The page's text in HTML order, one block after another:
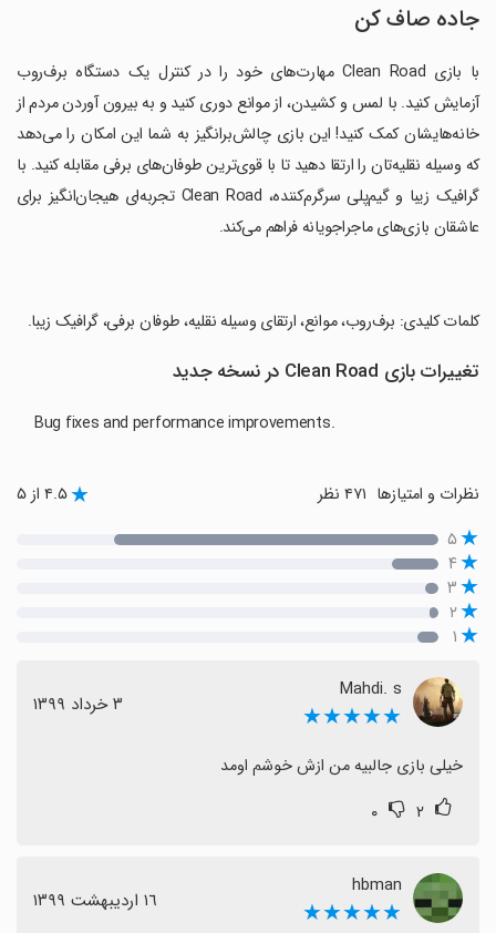
جاده صاف کن
با بازی Clean Road مهارت‌های خود را در کنترل یک دستگاه برف‌روب
آزمایش کنید. با لمس و کشیدن، از موانع دوری کنید و به بیرون آوردن مردم از
خانه‌هایشان کمک کنید! این بازی چالش‌برانگیز به شما این امکان را می‌دهد
که وسیله نقلیه‌تان را ارتقا دهید تا با قوی‌ترین طوفان‌های برفی مقابله کنید. با
گرافیک زیبا و گیم‌پلی سرگرم‌کننده، Clean Road تجربه‌ای هیجان‌انگیز برای
عاشقان بازی‌های ماجراجویانه فراهم می‌کند.
‏کلمات کلیدی: برف‌روب، موانع، ارتقای وسیله نقلیه، طوفان برفی، گرافیک زیبا.
تغییرات بازی Clean Road در نسخه جدید
Bug fixes and performance improvements.
نظرات و امتیازها ۴.۵ از ۵
۵
۴
۳
۲
۱
Mahdi. s
★★★★★ ٣ خرداد ١٣٩٩
خیلی بازی جالبیه من ازش خوشم اومد
۲ ۰
hbman
★★★★★ ١٦ اردیبهشت ١٣٩٩